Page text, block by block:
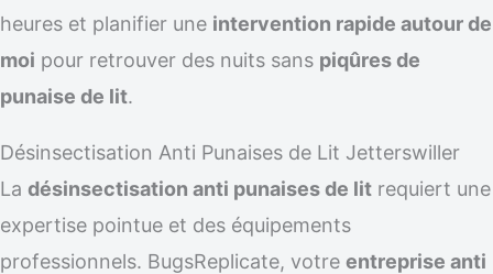
heures et planifier une intervention rapide autour de
moi pour retrouver des nuits sans piqûres de
punaise de lit.
Désinsectisation Anti Punaises de Lit Jetterswiller
La désinsectisation anti punaises de lit requiert une
expertise pointue et des équipements
professionnels. BugsReplicate, votre entreprise anti